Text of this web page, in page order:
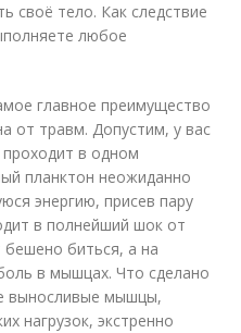
своё тело. Как следствие
любое
главное преимущество
от травм. Допустим, у вас
в одном
планктон неожиданно
энергию, присев пару
в полнейший шок от
бешено биться, а на
в мышцах. Что сделано
выносливые мышцы,
нагрузок, экстренно